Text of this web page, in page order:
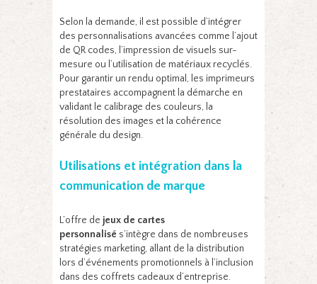
Selon la demande, il est possible d’intégrer
des personnalisations avancées comme l’ajout
de QR codes, l’impression de visuels sur-
mesure ou l’utilisation de matériaux recyclés.
Pour garantir un rendu optimal, les imprimeurs
prestataires accompagnent la démarche en
validant le calibrage des couleurs, la
résolution des images et la cohérence
générale du design.
Utilisations et intégration dans la
communication de marque
L’offre de jeux de cartes
personnalisé s’intègre dans de nombreuses
stratégies marketing, allant de la distribution
lors d’événements promotionnels à l’inclusion
dans des coffrets cadeaux d’entreprise.